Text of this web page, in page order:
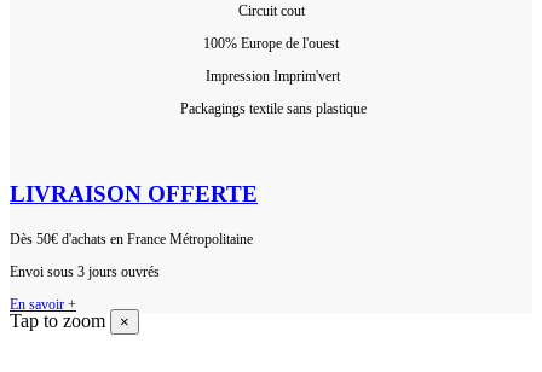
Circuit cout
100% Europe de l'ouest
Impression Imprim'vert
Packagings textile sans plastique
LIVRAISON OFFERTE
Dès 50€ d'achats en France Métropolitaine
Envoi sous 3 jours ouvrés
En savoir +
Tap to zoom ×